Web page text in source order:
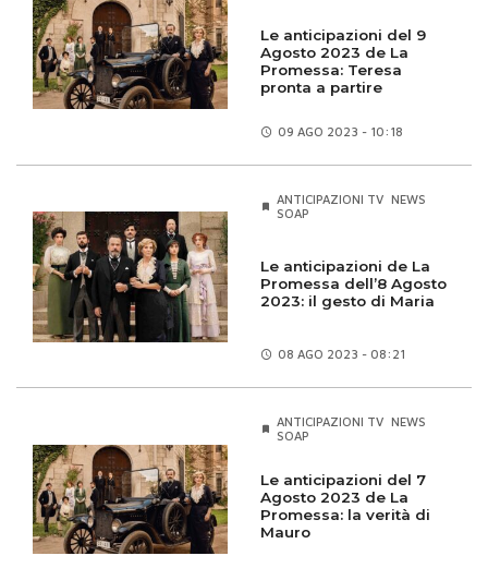
Le anticipazioni del 9
Agosto 2023 de La
Promessa: Teresa
pronta a partire
09 AGO 2023 - 10:18
ANTICIPAZIONI TV NEWS
SOAP
Le anticipazioni de La
Promessa dell’8 Agosto
2023: il gesto di Maria
08 AGO 2023 - 08:21
ANTICIPAZIONI TV NEWS
SOAP
Le anticipazioni del 7
Agosto 2023 de La
Promessa: la verità di
Mauro